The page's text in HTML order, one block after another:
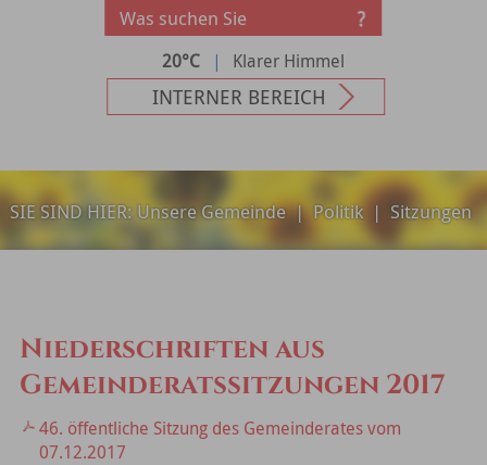
20°C | Klarer Himmel
INTERNER BEREICH
SIE SIND HIER:Unsere Gemeinde| Politik| Sitzungen
Niederschriften aus
Gemeinderatssitzungen 2017
46. öffentliche Sitzung des Gemeinderates vom
07.12.2017